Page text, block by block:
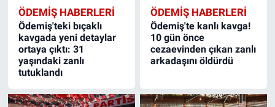
ÖDEMIŞ HABERLERI
Ödemiş'teki bıçaklı
kavgada yeni detaylar
ortaya çıktı: 31
yaşındaki zanlı
tutuklandı
ÖDEMIŞ HABERLERI
Ödemiş'te kanlı kavga!
10 gün önce
cezaevinden çıkan zanlı
arkadaşını öldürdü